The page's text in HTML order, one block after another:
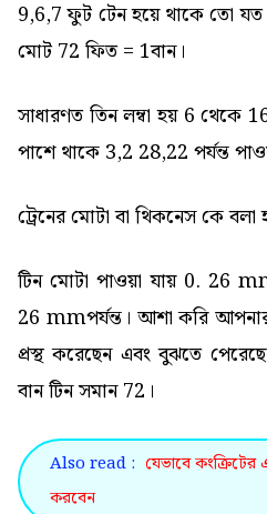
9,6,7 ফুট টেন হয়ে থাকে তো
মোট 72 ফিত = 1বান।
সাধারণত তিন লম্বা হয় 6 থেকে
পাশে থাকে 3,2 28,22 পর্যন্ত
ট্রেনের মোটা বা থিকনেস কে
টিন মোটা পাওয়া যায় 0. 26
26 mmপর্যন্ত। আশা করি আপনারা
প্রস্থ করেছেন এবং বুঝতে
বান টিন সমান 72।
Also read : যেভাবে কংক্রিটের
করবেন